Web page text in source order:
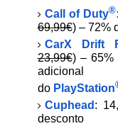
Call of Duty®
69,99€) – 72%
CarX Drift
23,99€) – 65%
do PlayStation
Cuphead :
desconto